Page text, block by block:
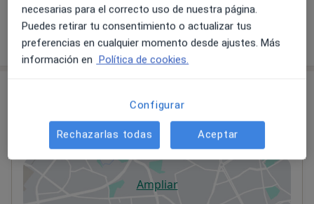
¿Cómo funcionan los precios?
Clínica Global Sevilla
Calle Arroyo, no 57, local 6, Sevilla41008
Ampliarse abre en una nueva
necesarias para el correcto uso de nuestra página.
Puedes retirar tu consentimiento o actualizar tus
preferencias en cualquier momento desde ajustes. Más
información en Política de cookies.
Configurar
Rechazarlas todas Aceptar